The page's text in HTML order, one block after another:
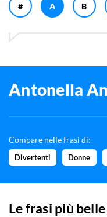
# A B
Antonella
Compare nelle frasi di:
Divertenti Donne
Le frasi più